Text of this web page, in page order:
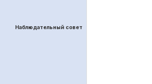
Наблюдательный совет